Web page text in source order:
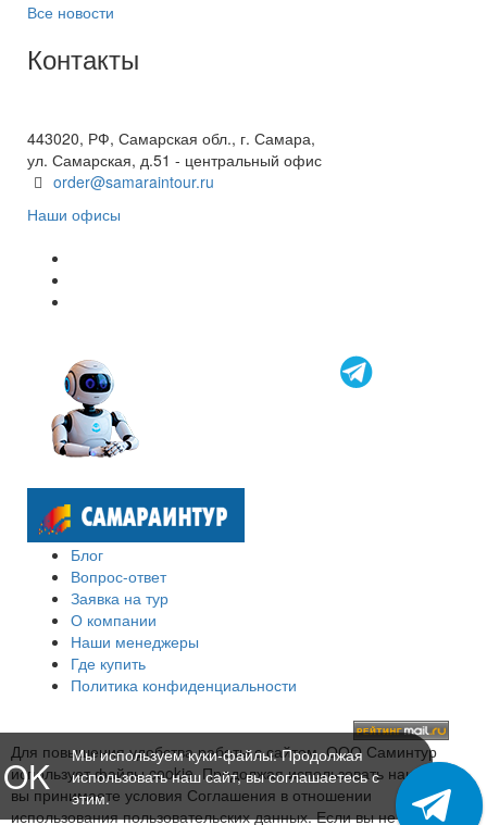
Все новости
Контакты
443020, РФ, Самарская обл., г. Самара,
ул. Самарская, д.51 - центральный офис
order@samaraintour.ru
Наши офисы
Блог
Вопрос-ответ
Заявка на тур
О компании
Наши менеджеры
Где купить
Политика конфиденциальности
Для повышения удобства работы с сайтом, ООО Саминтур
использует файлы cookie. Продолжая использовать наш сайт,
вы принимаете условия Соглашения в отношении
использования пользовательских данных. Если вы не хотите,
OK
Мы используем куки-файлы. Продолжая
использовать наш сайт, вы соглашаетесь с
этим.